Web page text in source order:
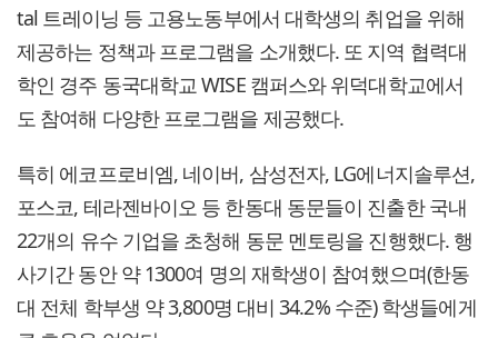
tal 트레이닝 등 고용노동부에서 대학생의 취업을 위해
제공하는 정책과 프로그램을 소개했다. 또 지역 협력대
학인 경주 동국대학교 WISE 캠퍼스와 위덕대학교에서
도 참여해 다양한 프로그램을 제공했다.
특히 에코프로비엠, 네이버, 삼성전자, LG에너지솔루션,
포스코, 테라젠바이오 등 한동대 동문들이 진출한 국내
22개의 유수 기업을 초청해 동문 멘토링을 진행했다. 행
사기간 동안 약 1300여 명의 재학생이 참여했으며(한동
대 전체 학부생 약 3,800명 대비 34.2% 수준) 학생들에게